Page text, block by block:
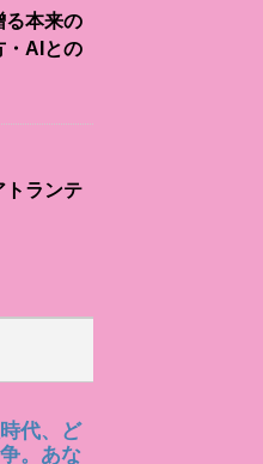
る本来の
・AIとの
ランテ